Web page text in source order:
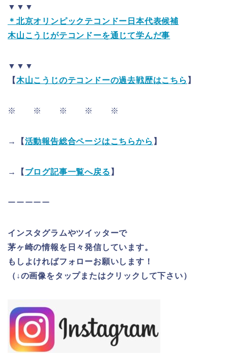
▼▼▼
＊北京オリンピックテコンドー日本代表候補
木山こうじがテコンドーを通じて学んだ事
▼▼▼
【木山こうじのテコンドーの過去戦歴はこちら 】
※ ※ ※ ※ ※
→【活動報告総合ページはこちらから 】
→【 ブログ記事一覧へ戻る 】
ーーーーー
インスタグラムやツイッターで
茅ヶ崎の情報を日々発信しています。
もしよければフォローお願いします！
（↓の画像をタップまたはクリックして下さい）